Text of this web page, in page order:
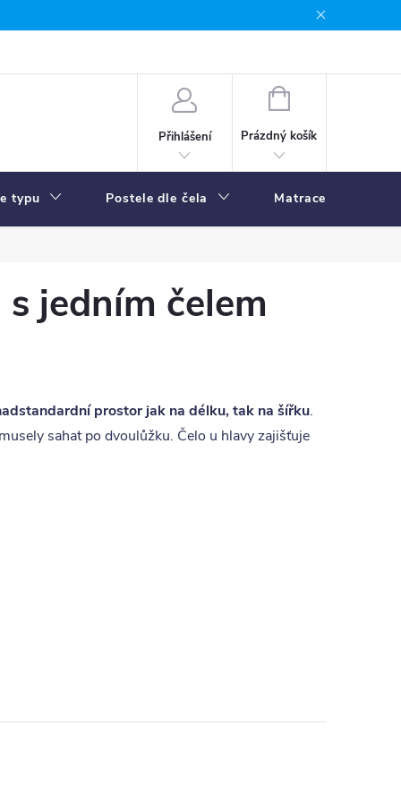
Přihlášení
NÁKUPNÍ
Prázdný košík
typu Postele dle čela Matrace
jedním čelem
prostor jak na délku, tak na šířku.
sahat po dvoulůžku. Čelo u hlavy zajišťuje